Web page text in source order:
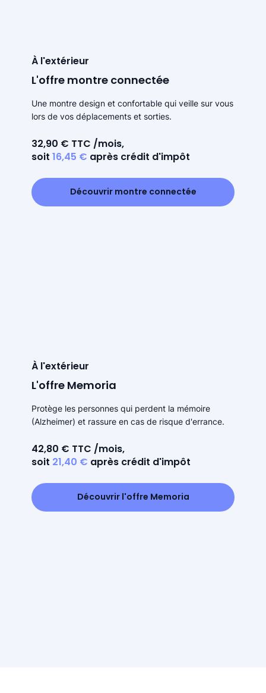
À l'extérieur
L'offre montre connectée
Une montre design et confortable qui veille sur vous
lors de vos déplacements et sorties.
32,90 € TTC /mois,
soit 16,45 € après crédit d'impôt
Découvrir montre connectée
À l'extérieur
L'offre Memoria
Protège les personnes qui perdent la mémoire
(Alzheimer) et rassure en cas de risque d'errance.
42,80 € TTC /mois,
soit 21,40 € après crédit d'impôt
Découvrir l'offre Memoria